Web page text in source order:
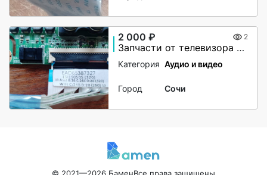
2 000 ₽ 2
Запчасти от телевизора LG 43UM7300PLB
Категория Аудио и видео
Город Сочи